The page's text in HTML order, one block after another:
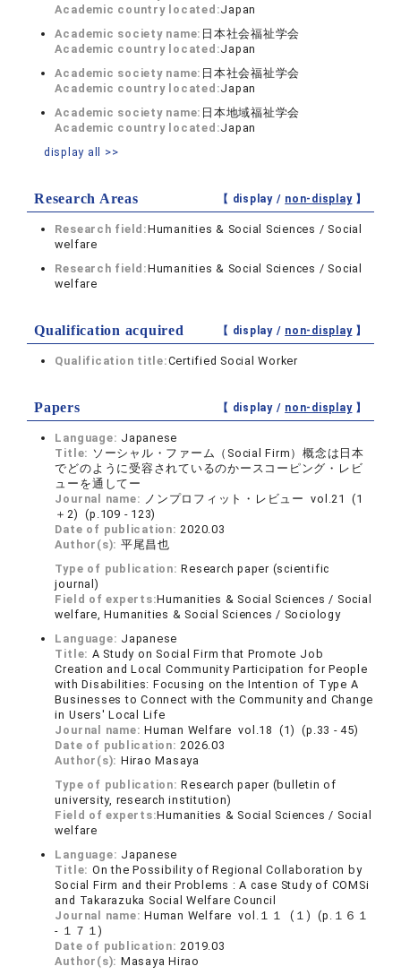
Academic country located:Japan
Academic society name: 日本社会福祉学会
Academic country located:Japan
Academic society name: 日本社会福祉学会
Academic country located:Japan
Academic society name: 日本地域福祉学会
Academic country located:Japan
display all >>
Research Areas 【 display / non-display】
Research field:Humanities & Social Sciences / Social
welfare
Research field:Humanities & Social Sciences / Social
welfare
Qualification acquired 【 display / non-display】
Qualification title:Certified Social Worker
Papers 【 display / non-display】
Language: Japanese
Title: ソーシャル・ファーム（Social Firm）概念は日本
でどのように受容されているのかースコーピング・レビ
ューを通してー
Journal name: ノンプロフィット・レビュー vol.21 (1
＋2) (p.109 - 123)
Date of publication:2020.03
Author(s): 平尾昌也
Type of publication:Research paper (scientific
journal)
Field of experts:Humanities & Social Sciences / Social
welfare, Humanities & Social Sciences / Sociology
Language: Japanese
Title: A Study on Social Firm that Promote Job
Creation and Local Community Participation for People
with Disabilities: Focusing on the Intention of Type A
Businesses to Connect with the Community and Change
in Users' Local Life
Journal name:Human Welfare vol.18 (1) (p.33 - 45)
Date of publication:2026.03
Author(s): Hirao Masaya
Type of publication:Research paper (bulletin of
university, research institution)
Field of experts:Humanities & Social Sciences / Social
welfare
Language: Japanese
Title: On the Possibility of Regional Collaboration by
Social Firm and their Problems : A case Study of COMSi
and Takarazuka Social Welfare Council
Journal name:Human Welfare vol.１１ (１) (p.１６１
- １７１)
Date of publication:2019.03
Author(s): Masaya Hirao